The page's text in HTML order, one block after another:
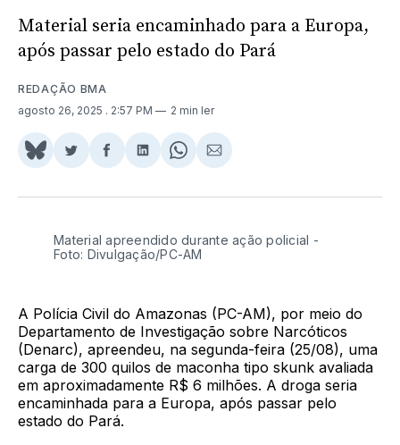
Material seria encaminhado para a Europa,
após passar pelo estado do Pará
REDAÇÃO BMA
agosto 26, 2025 . 2:57 PM 2 min ler
Share
BlueSky
Compartilhar
Twitter
Compartilhar
Facebook
Compartilhar
LinkedIn
Share
WhatsApp
Compartilhar
Email
Material apreendido durante ação policial -
Foto: Divulgação/PC-AM
A Polícia Civil do Amazonas (PC-AM), por meio do
Departamento de Investigação sobre Narcóticos
(Denarc), apreendeu, na segunda-feira (25/08), uma
carga de 300 quilos de maconha tipo skunk avaliada
em aproximadamente R$ 6 milhões. A droga seria
encaminhada para a Europa, após passar pelo
estado do Pará.